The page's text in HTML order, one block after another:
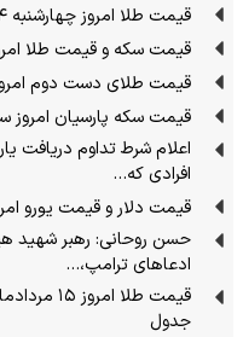
قیمت طلا امروز چهارشنبه ۱۴ مرداد ۱۴۰۵ / طلای ۱۸ عیار امروز چند؟
قیمت سکه و قیمت طلا امروز سه‌شنبه ۱۳
قیمت طلای دست دوم امروز
قیمت سکه پارسیان امروز سه‌شنبه ۱۳ مرداد
اعلام شرط تداوم دریافت
افرادی که…
قیمت دلار و قیمت یورو امروز سه‌شنبه ۱۳
حسن روحانی: رهبر شهید
ادعاهای ترامپ،…
جدول